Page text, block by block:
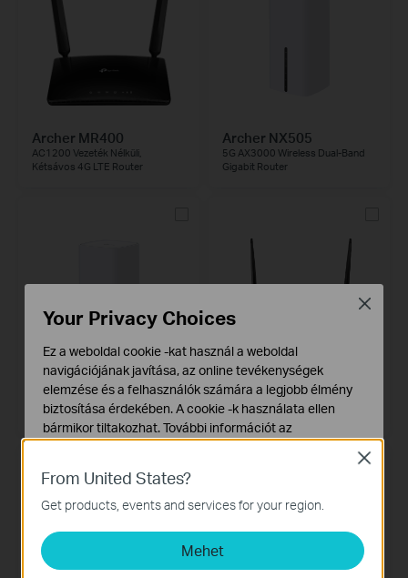
Archer MR400
AC1200 Vezeték Nélküli,
Kétsávos 4G LTE Router
Archer NX505
5G AX3000 Wireless Dual-Band
Gigabit Router
Archer NX500
5G AX3000 Wireless Dual-Band
Gigabit Router
Archer MR500
4G+ Cat6 AC1200 Wireless Dual
Band Gigabit Router
From United States?
Get products, events and services for your region.
Mehet
Close
Your Privacy Choices
Ez a weboldal cookie -kat használ a weboldal
navigációjának javítása, az online tevékenységek
elemzése és a felhasználók számára a legjobb élmény
biztosítása érdekében. A cookie -k használata ellen
bármikor tiltakozhat. További információt az
Alap Cookie-k
Ezek a cookie -k a webhely működéséhez szükségesek,
és nem tilthatók le a rendszereiben.
Marketing és Elemző Cookie-k
Az elemző cookie -k lehetővé teszik számunkra, hogy
Close